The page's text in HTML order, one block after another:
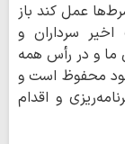
عمل کند باز
سرداران و
ما و در رأس همه
خود محفوظ است و
و اقدام